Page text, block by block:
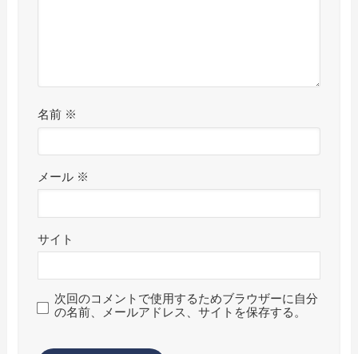
名前 ※
メール ※
サイト
次回のコメントで使用するためブラウザーに自分
の名前、メールアドレス、サイトを保存する。